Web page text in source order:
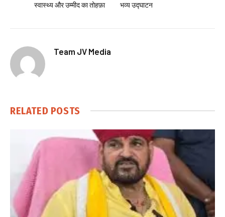
स्वास्थ्य और उम्मीद का तोहफ़ा
भव्य उद्घाटन
Team JV Media
RELATED POSTS